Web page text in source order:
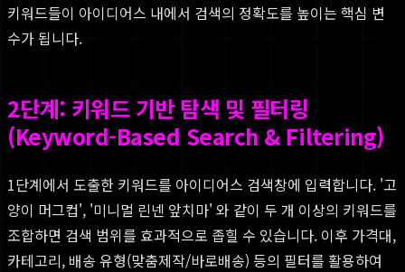
키워드들이 아이디어스 내에서 검색의 정확도를 높이는 핵심 변
수가 됩니다.
2단계: 키워드 기반 탐색 및 필터링
(Keyword-Based Search & Filtering)
1단계에서 도출한 키워드를 아이디어스 검색창에 입력합니다. '고
양이 머그컵', '미니멀 린넨 앞치마' 와 같이 두 개 이상의 키워드를
조합하면 검색 범위를 효과적으로 좁힐 수 있습니다. 이후 가격대,
카테고리, 배송 유형(맞춤제작/바로배송) 등의 필터를 활용하여